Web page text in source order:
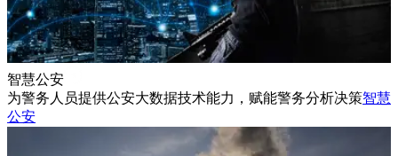
智慧公安
为警务人员提供公安大数据技术能力，赋能警务分析决策智慧
公安